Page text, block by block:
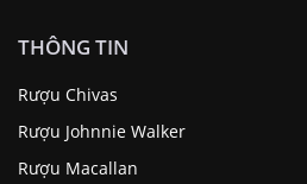
THÔNG TIN
Rượu Chivas
Rượu Johnnie Walker
Rượu Macallan